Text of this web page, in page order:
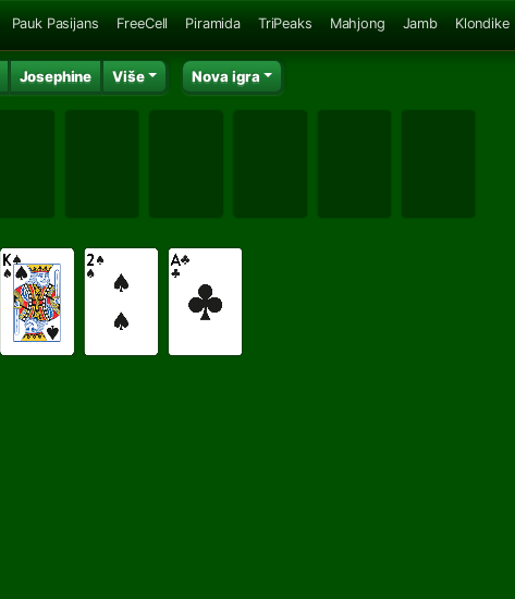
Pauk Pasijans FreeCell Piramida TriPeaks Mahjong Jamb Klondike
Josephine Više Nova igra